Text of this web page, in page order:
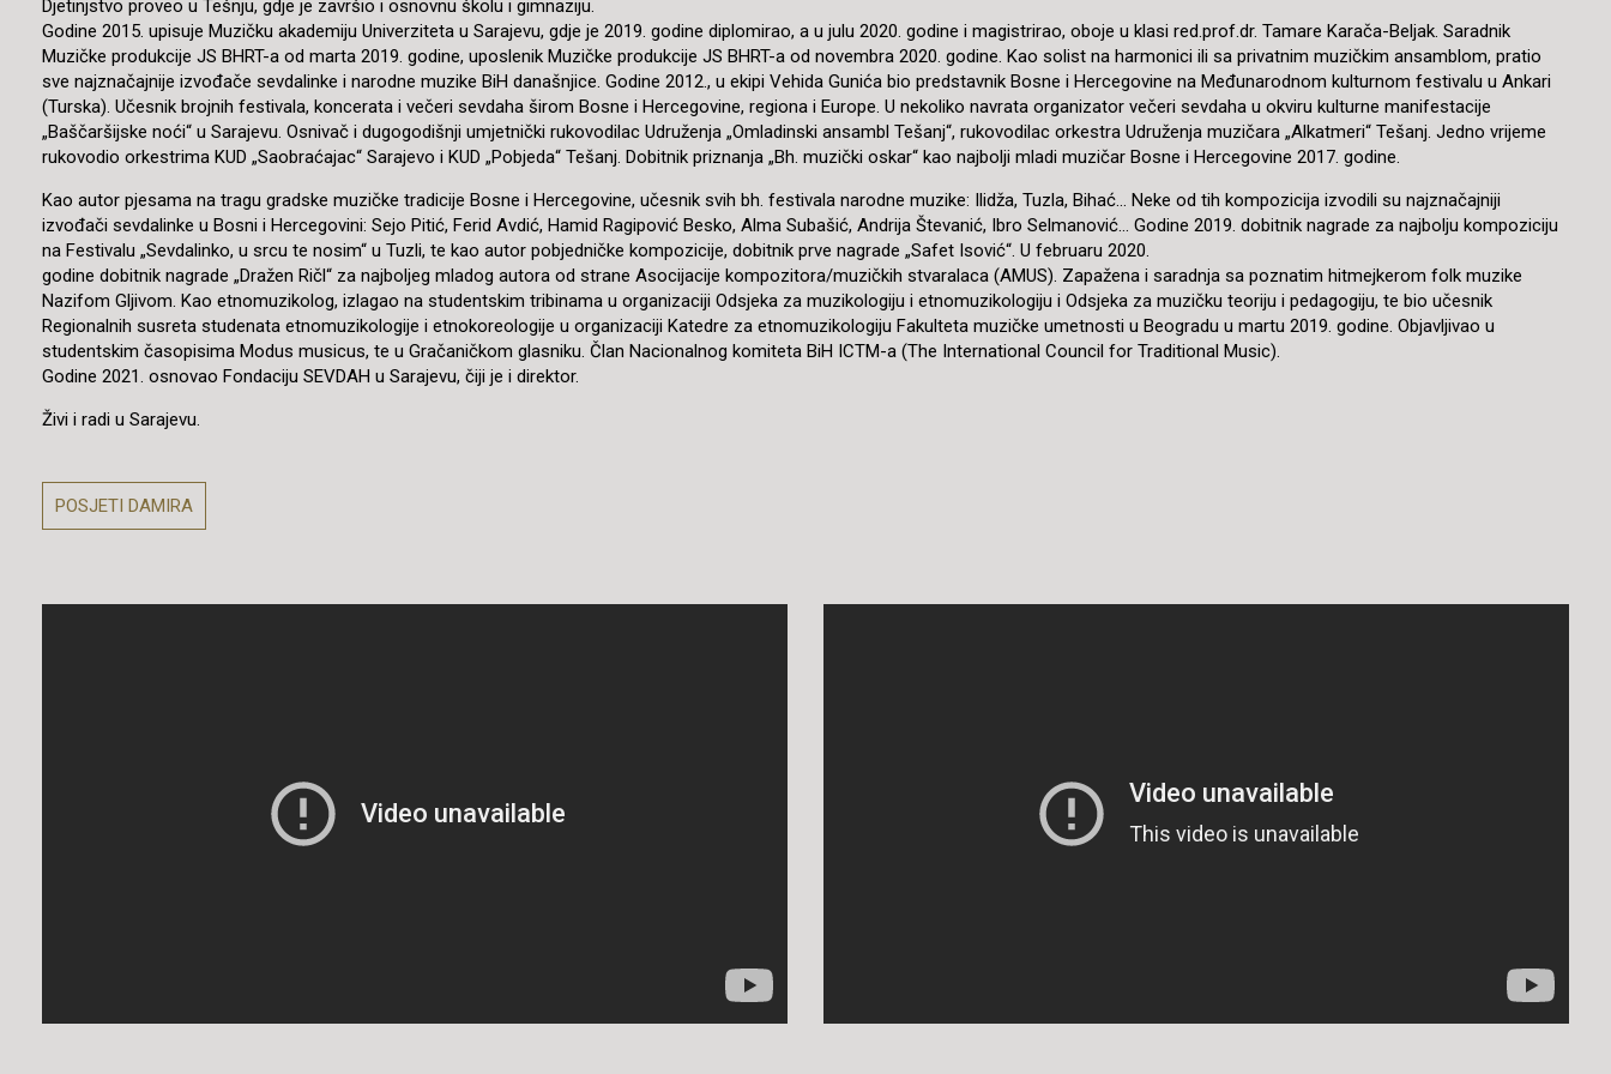
Djetinjstvo proveo u Tešnju, gdje je završio i osnovnu školu i gimnaziju.
Godine 2015. upisuje Muzičku akademiju Univerziteta u Sarajevu, gdje je 2019. godine diplomirao, a u julu 2020. godine i magistrirao, oboje u klasi red.prof.dr. Tamare Karača-Beljak. Saradnik
Muzičke produkcije JS BHRT-a od marta 2019. godine, uposlenik Muzičke produkcije JS BHRT-a od novembra 2020. godine. Kao solist na harmonici ili sa privatnim muzičkim ansamblom, pratio
sve najznačajnije izvođače sevdalinke i narodne muzike BiH današnjice. Godine 2012., u ekipi Vehida Gunića bio predstavnik Bosne i Hercegovine na Međunarodnom kulturnom festivalu u Ankari
(Turska). Učesnik brojnih festivala, koncerata i večeri sevdaha širom Bosne i Hercegovine, regiona i Europe. U nekoliko navrata organizator večeri sevdaha u okviru kulturne manifestacije
„Baščaršijske noći“ u Sarajevu. Osnivač i dugogodišnji umjetnički rukovodilac Udruženja „Omladinski ansambl Tešanj“, rukovodilac orkestra Udruženja muzičara „Alkatmeri“ Tešanj. Jedno vrijeme
rukovodio orkestrima KUD „Saobraćajac“ Sarajevo i KUD „Pobjeda“ Tešanj. Dobitnik priznanja „Bh. muzički oskar“ kao najbolji mladi muzičar Bosne i Hercegovine 2017. godine.
Kao autor pjesama na tragu gradske muzičke tradicije Bosne i Hercegovine, učesnik svih bh. festivala narodne muzike: Ilidža, Tuzla, Bihać… Neke od tih kompozicija izvodili su najznačajniji
izvođači sevdalinke u Bosni i Hercegovini: Sejo Pitić, Ferid Avdić, Hamid Ragipović Besko, Alma Subašić, Andrija Števanić, Ibro Selmanović… Godine 2019. dobitnik nagrade za najbolju kompoziciju
na Festivalu „Sevdalinko, u srcu te nosim“ u Tuzli, te kao autor pobjedničke kompozicije, dobitnik prve nagrade „Safet Isović“. U februaru 2020.
godine dobitnik nagrade „Dražen Ričl“ za najboljeg mladog autora od strane Asocijacije kompozitora/muzičkih stvaralaca (AMUS). Zapažena i saradnja sa poznatim hitmejkerom folk muzike
Nazifom Gljivom. Kao etnomuzikolog, izlagao na studentskim tribinama u organizaciji Odsjeka za muzikologiju i etnomuzikologiju i Odsjeka za muzičku teoriju i pedagogiju, te bio učesnik
Regionalnih susreta studenata etnomuzikologije i etnokoreologije u organizaciji Katedre za etnomuzikologiju Fakulteta muzičke umetnosti u Beogradu u martu 2019. godine. Objavljivao u
studentskim časopisima Modus musicus, te u Gračaničkom glasniku. Član Nacionalnog komiteta BiH ICTM-a (The International Council for Traditional Music).
Godine 2021. osnovao Fondaciju SEVDAH u Sarajevu, čiji je i direktor.
Živi i radi u Sarajevu.
POSJETI DAMIRA